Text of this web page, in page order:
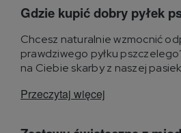
Gdzie kupić dobry pyłek
Chcesz naturalnie wzmocnić
prawdziwego pyłku
na Ciebie skarby z naszej
Przeczytaj więcej